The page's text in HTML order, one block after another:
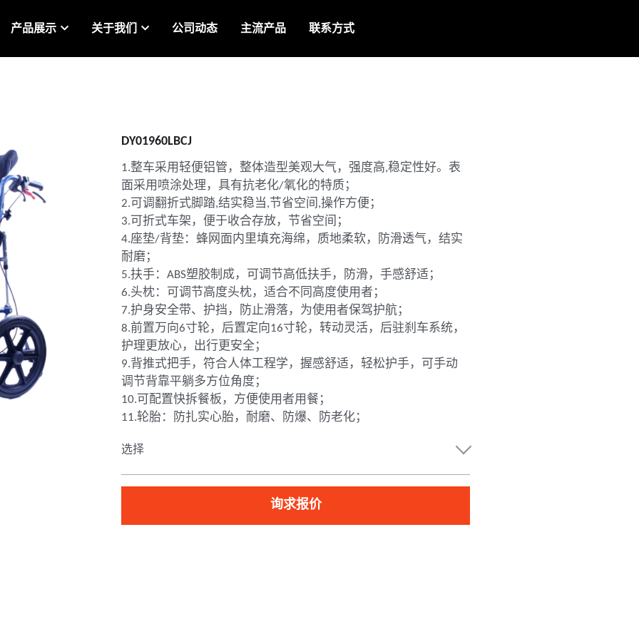
产品展示 关于我们 公司动态 主流产品 联系方式
DY01960LBCJ
1.整车采用轻便铝管，整体造型美观大气，强度高,稳定性好。表
面采用喷涂处理，具有抗老化/氧化的特质；
2.可调翻折式脚踏,结实稳当,节省空间,操作方便；
3.可折式车架，便于收合存放，节省空间；
4.座垫/背垫：蜂网面内里填充海绵，质地柔软，防滑透气，结实
耐磨；
5.扶手：ABS塑胶制成，可调节高低扶手，防滑，手感舒适；
6.头枕：可调节高度头枕，适合不同高度使用者；
7.护身安全带、护挡，防止滑落，为使用者保驾护航；
8.前置万向6寸轮，后置定向16寸轮，转动灵活，后驻刹车系统，
护理更放心，出行更安全；
9.背推式把手，符合人体工程学，握感舒适，轻松护手，可手动
调节背靠平躺多方位角度；
10.可配置快拆餐板，方便使用者用餐；
11.轮胎：防扎实心胎，耐磨、防爆、防老化；
选择
询求报价